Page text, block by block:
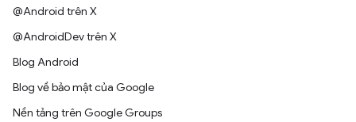
@Android trên X
@AndroidDev trên X
Blog Android
Blog về bảo mật của Google
Nền tảng trên Google Groups